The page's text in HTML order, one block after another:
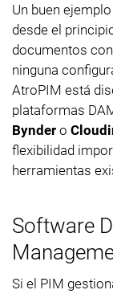
Un buen
desde el
documentos
ninguna
AtroPIM está
plataformas
Bynder o
flexibilidad
herramientas
Software
Si el PIM